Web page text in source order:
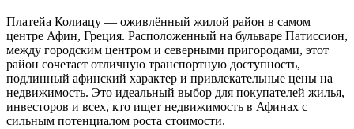
Платейа Колиацу — оживлённый жилой район в самом
центре Афин, Греция. Расположенный на бульваре Патиссион,
между городским центром и северными пригородами, этот
район сочетает отличную транспортную доступность,
подлинный афинский характер и привлекательные цены на
недвижимость. Это идеальный выбор для покупателей жилья,
инвесторов и всех, кто ищет недвижимость в Афинах с
сильным потенциалом роста стоимости.